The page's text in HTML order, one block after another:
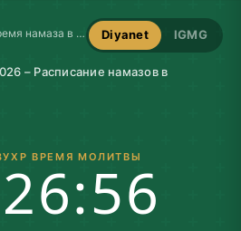
Время намаза в Koblenz Diyanet IGMG
– Расписание намазов в
ЗУХР ВРЕМЯ МОЛИТВЫ